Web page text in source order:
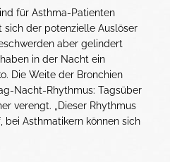
für Asthma-Patienten
sich der potenzielle Auslöser
aber gelindert
in der Nacht ein
Die Weite der Bronchien
Nacht-Rhythmus: Tagsüber
verengt. „Dieser Rhythmus
Asthmatikern können sich